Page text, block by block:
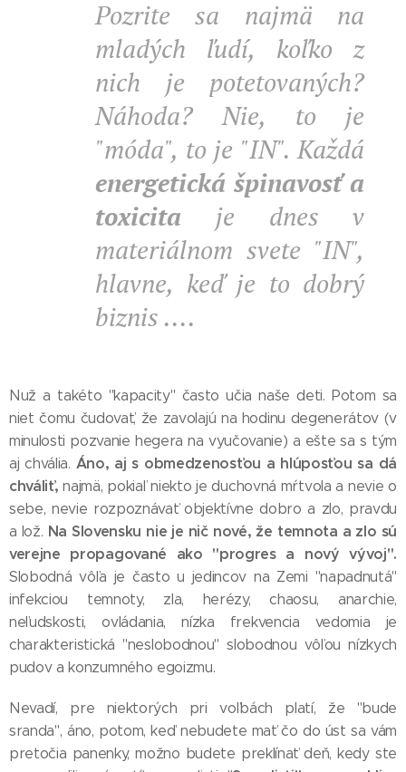
Pozrite sa najmä na
mladých ľudí, koľko z
nich je potetovaných?
Náhoda? Nie, to je
"móda", to je "IN". Každá
energetická špinavosť a
toxicita je dnes v
materiálnom svete "IN",
hlavne, keď je to dobrý
biznis ....
Nuž a takéto "kapacity" často učia naše deti. Potom sa
niet čomu čudovať, že zavolajú na hodinu degenerátov (v
minulosti pozvanie hegera na vyučovanie) a ešte sa s tým
aj chvália. Áno, aj s obmedzenosťou a hlúposťou sa dá
chváliť, najmä, pokiaľ niekto je duchovná mŕtvola a nevie o
sebe, nevie rozpoznávať objektívne dobro a zlo, pravdu
a lož. Na Slovensku nie je nič nové, že temnota a zlo sú
verejne propagované ako "progres a nový vývoj".
Slobodná vôľa je často u jedincov na Zemi "napadnutá"
infekciou temnoty, zla, herézy, chaosu, anarchie,
neľudskosti, ovládania, nízka frekvencia vedomia je
charakteristická "neslobodnou" slobodnou vôľou nízkych
pudov a konzumného egoizmu.
Nevadí, pre niektorých pri voľbách platí, že "bude
sranda", áno, potom, keď nebudete mať čo do úst sa vám
pretočia panenky, možno budete preklínať deň, kedy ste